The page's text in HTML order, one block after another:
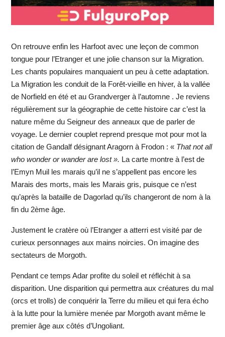
On retrouve enfin les Harfoot avec une leçon de common
tongue pour l’Etranger et une jolie chanson sur la Migration.
Les chants populaires manquaient un peu à cette adaptation.
La Migration les conduit de la Forêt-vieille en hiver, à la vallée
de Norfield en été et au Grandverger à l’automne . Je reviens
régulièrement sur la géographie de cette histoire car c’est la
nature même du Seigneur des anneaux que de parler de
voyage. Le dernier couplet reprend presque mot pour mot la
citation de Gandalf désignant Aragorn à Frodon : « That not all
who wonder or wander are lost ». La carte montre à l’est de
l’Emyn Muil les marais qu’il ne s’appellent pas encore les
Marais des morts, mais les Marais gris, puisque ce n’est
qu’après la bataille de Dagorlad qu’ils changeront de nom à la
fin du 2ème âge.
Justement le cratère où l’Etranger a atterri est visité par de
curieux personnages aux mains noircies. On imagine des
sectateurs de Morgoth.
Pendant ce temps Adar profite du soleil et réfléchit à sa
disparition. Une disparition qui permettra aux créatures du mal
(orcs et trolls) de conquérir la Terre du milieu et qui fera écho
à la lutte pour la lumière menée par Morgoth avant même le
premier âge aux côtés d’Ungoliant.